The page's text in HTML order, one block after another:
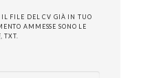
FILE DEL CV GIÀ IN TUO
AMMESSE SONO LE
TXT.